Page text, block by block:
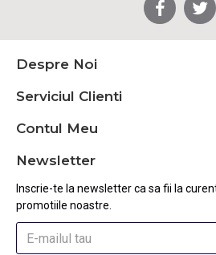
Despre Noi
Serviciul Clienti
Contul Meu
Newsletter
Inscrie-te la newsletter ca sa fii la
promotiile noastre.